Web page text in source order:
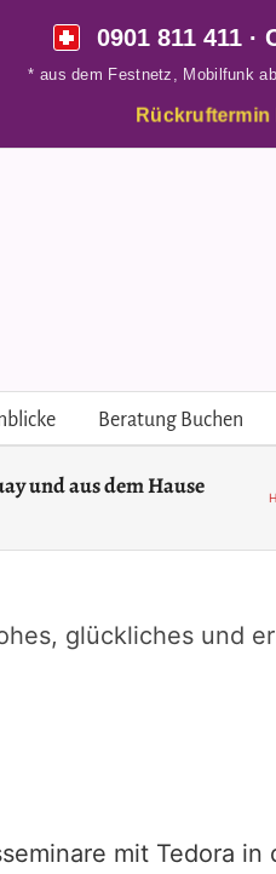
0901 811 411·
* aus dem Festnetz, Mobilfunk
Rückruftermin
Beratung Buchen
und aus dem Hause
glückliches und
mit Tedora